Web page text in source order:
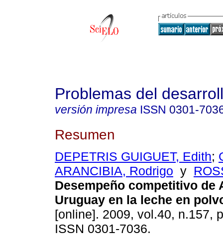
Problemas del
versión impresa ISSN 0301-
Resumen
DEPETRIS GUIGUET, Edith;
ARANCIBIA, Rodrigo y
Desempeño competitivo de
Uruguay en la leche en
[online]. 2009, vol.40, n.157,
ISSN 0301-7036.